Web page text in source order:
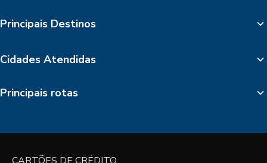
Principais Destinos
Cidades Atendidas
Principais rotas